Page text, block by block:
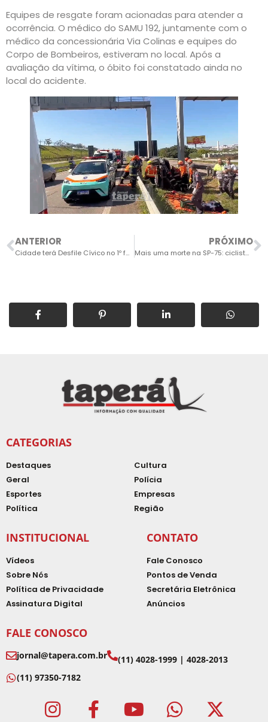
Equipes de resgate foram acionadas para atender a
ocorrência. O médico do SAMU 192, juntamente com o
médico da concessionária Via Colinas e equipes do
Corpo de Bombeiros, estiveram no local. Após a
avaliação da vítima, o óbito foi constatado ainda no
local do acidente.
ANTERIOR
Cidade terá Desfile Cívico no 1º feriado comemorativo ao seu aniversário, em 16 de junho
PRÓXIMO
Mais uma morte na SP-75: ciclista é atropelado com animal de estimação
CATEGORIAS
Destaques
Geral
Esportes
Política
Cultura
Polícia
Empresas
Região
INSTITUCIONAL
Vídeos
Sobre Nós
Política de Privacidade
Assinatura Digital
CONTATO
Fale Conosco
Pontos de Venda
Secretária Eletrônica
Anúncios
FALE CONOSCO
jornal@tapera.com.br
(11) 4028-1999 | 4028-2013
(11) 97350-7182